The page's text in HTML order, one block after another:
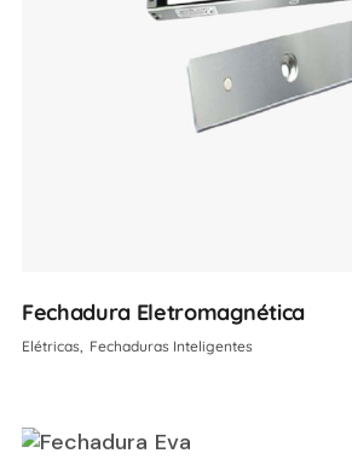
Fechadura Eletromagnética
Elétricas Fechaduras Inteligentes